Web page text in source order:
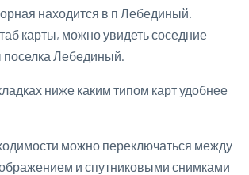
находится в п Лебединый.
карты, можно увидеть соседние
Лебединый.
ниже каким типом карт удобнее
можно переключаться между
и спутниковыми снимками